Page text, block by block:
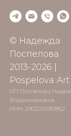
© Надежда
Поспелова
2013-2026 |
Рospelova Аrt
ИП Поспелова
Владимировна
ИНН: 290206692862